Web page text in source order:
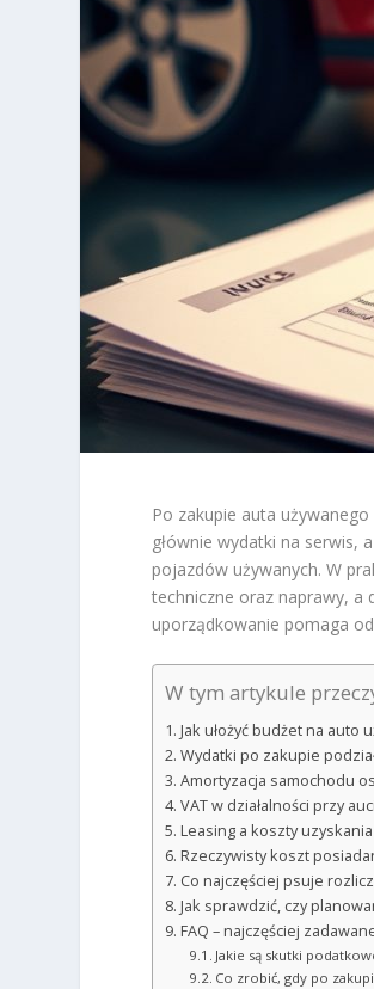
Po zakupie auta
głównie wydatki na serwis,
pojazdów używanych. W
techniczne oraz naprawy, a
uporządkowanie pomaga
W tym artykule
Jak ułożyć budżet na auto
Wydatki po zakupie
Amortyzacja samochodu
VAT w działalności przy
Leasing a koszty
Rzeczywisty koszt
Co najczęściej psuje
Jak sprawdzić, czy
FAQ – najczęściej
Jakie są skutki
Co zrobić, gdy po